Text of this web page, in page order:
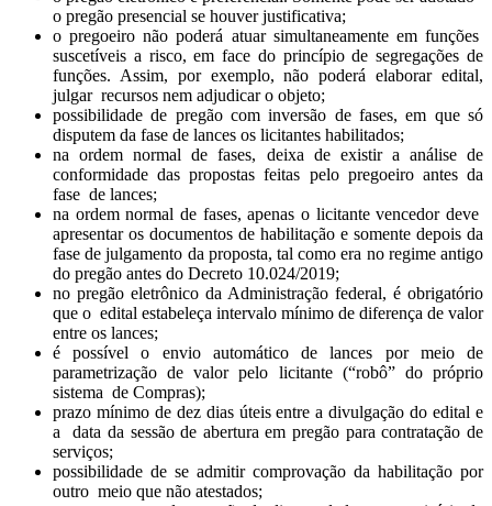
o pregão presencial se houver justificativa;
o pregoeiro não poderá atuar simultaneamente em funções
suscetíveis a risco, em face do princípio de segregações de
funções. Assim, por exemplo, não poderá elaborar edital,
julgar recursos nem adjudicar o objeto;
possibilidade de pregão com inversão de fases, em que só
disputem da fase de lances os licitantes habilitados;
na ordem normal de fases, deixa de existir a análise de
conformidade das propostas feitas pelo pregoeiro antes da
fase de lances;
na ordem normal de fases, apenas o licitante vencedor deve
apresentar os documentos de habilitação e somente depois da
fase de julgamento da proposta, tal como era no regime antigo
do pregão antes do Decreto 10.024/2019;
no pregão eletrônico da Administração federal, é obrigatório
que o edital estabeleça intervalo mínimo de diferença de valor
entre os lances;
é possível o envio automático de lances por meio de
parametrização de valor pelo licitante (“robô” do próprio
sistema de Compras);
prazo mínimo de dez dias úteis entre a divulgação do edital e
a data da sessão de abertura em pregão para contratação de
serviços;
possibilidade de se admitir comprovação da habilitação por
outro meio que não atestados;